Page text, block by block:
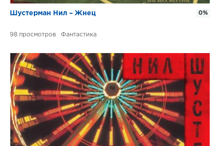
Шустерман Нил – Жнец
98 Фантастика
0%